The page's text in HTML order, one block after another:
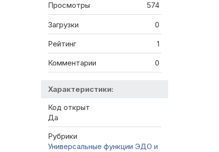
Просмотры 574
Загрузки 0
Рейтинг 1
Комментарии 0
Характеристики:
Код открыт
Да
Рубрики
Универсальные функции ЭДО и